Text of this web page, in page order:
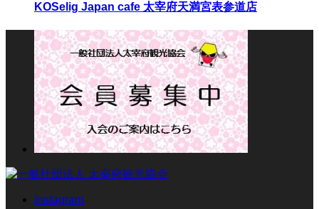
KOSelig Japan cafe 太宰府天満宮表参道店
Instagram